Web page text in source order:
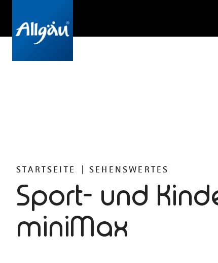
STARTSEITE SEHENSWERTES
Sport- und
miniMax